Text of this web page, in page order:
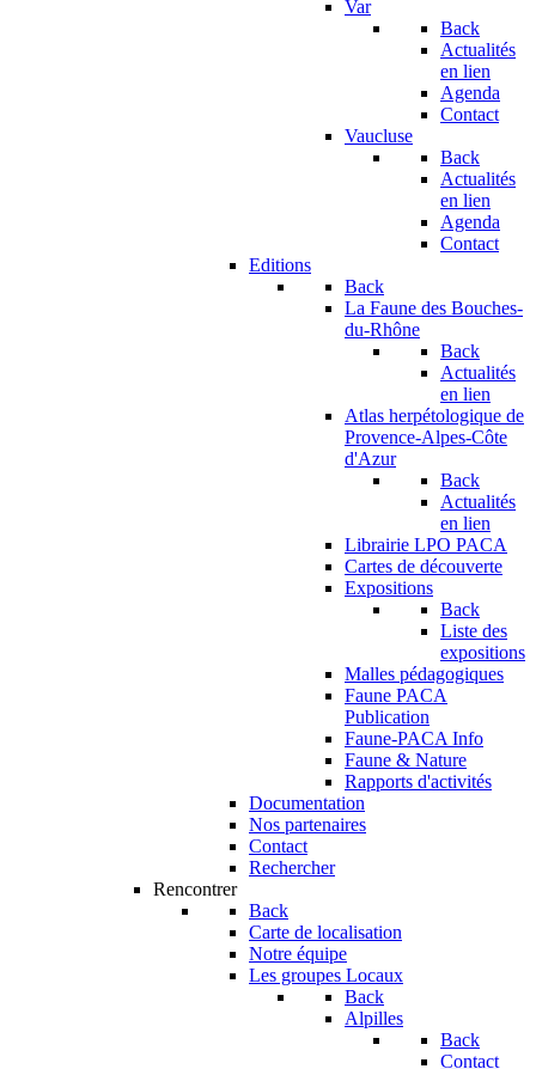
Var
Back
Actualités
en lien
Agenda
Contact
Vaucluse
Back
Actualités
en lien
Agenda
Contact
Editions
Back
La Faune des Bouches-
du-Rhône
Back
Actualités
en lien
Atlas herpétologique de
Provence-Alpes-Côte
d'Azur
Back
Actualités
en lien
Librairie LPO PACA
Cartes de découverte
Expositions
Back
Liste des
expositions
Malles pédagogiques
Faune PACA
Publication
Faune-PACA Info
Faune & Nature
Rapports d'activités
Documentation
Nos partenaires
Contact
Rechercher
Rencontrer
Back
Carte de localisation
Notre équipe
Les groupes Locaux
Back
Alpilles
Back
Contact